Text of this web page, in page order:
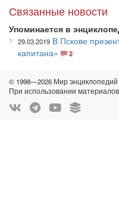
Связанные новости
Упоминается в
29.03.2019 В Пскове
капитана»
2
© 1998—2026 Мир энциклопедий
При использовании